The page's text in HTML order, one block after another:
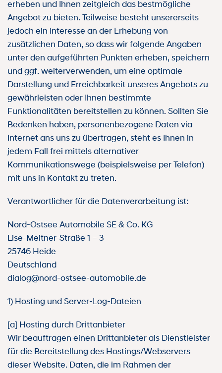
erheben und Ihnen zeitgleich das bestmögliche
Angebot zu bieten. Teilweise besteht unsererseits
jedoch ein Interesse an der Erhebung von
zusätzlichen Daten, so dass wir folgende Angaben
unter den aufgeführten Punkten erheben, speichern
und ggf. weiterverwenden, um eine optimale
Darstellung und Erreichbarkeit unseres Angebots zu
gewährleisten oder Ihnen bestimmte
Funktionalitäten bereitstellen zu können. Sollten Sie
Bedenken haben, personenbezogene Daten via
Internet ans uns zu übertragen, steht es Ihnen in
jedem Fall frei mittels alternativer
Kommunikationswege (beispielsweise per Telefon)
mit uns in Kontakt zu treten.
Verantwortlicher für die Datenverarbeitung ist:
Nord-Ostsee Automobile SE & Co. KG
Lise-Meitner-Straße 1 – 3
25746 Heide
Deutschland
dialog@nord-ostsee-automobile.de
1) Hosting und Server-Log-Dateien
[a] Hosting durch Drittanbieter
Wir beauftragen einen Drittanbieter als Dienstleister
für die Bereitstellung des Hostings/Webservers
dieser Website. Daten, die im Rahmen der